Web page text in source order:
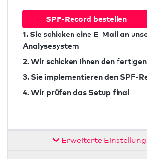
SPF-Record bestellen
1. Sie schicken eine E-Mail an
Analysesystem
2. Wir schicken Ihnen den
3. Sie implementieren den SPF-
4. Wir prüfen das Setup final
Erweiterte